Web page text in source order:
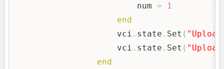
                        num
=
1
end
                    vci
. state . Set (
                    vci
. state . Set (
end